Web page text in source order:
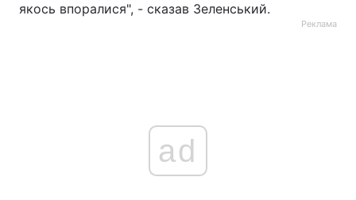
якось впоралися", - сказав Зеленський.
Реклама
ad